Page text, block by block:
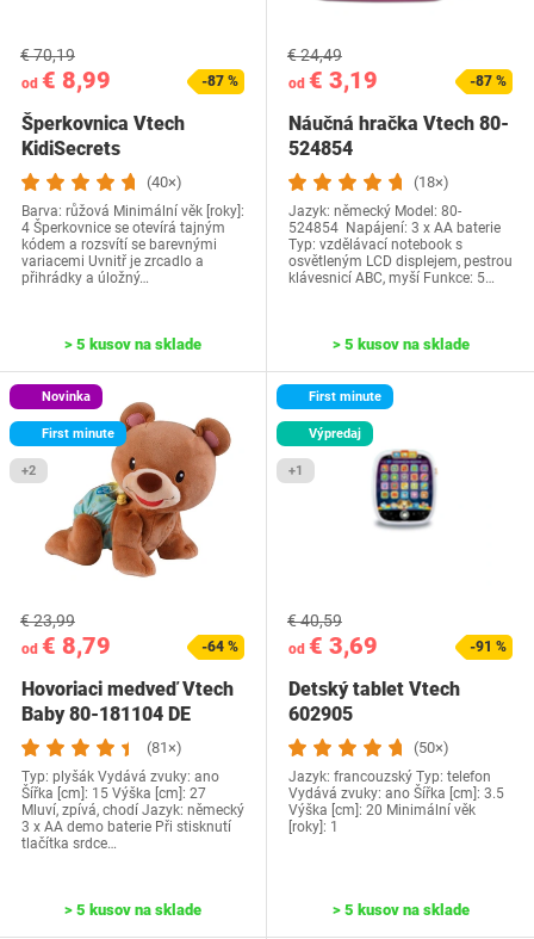
od € 8,99
€ 70,19
-87 %
Šperkovnica Vtech
KidiSecrets
(40×)
Barva: růžová Minimální věk [roky]:
4 Šperkovnice se otevírá tajným
kódem a rozsvítí se barevnými
variacemi Uvnitř je zrcadlo a
přihrádky a úložný…
> 5 kusov na sklade
od € 3,19
€ 24,49
-87 %
Náučná hračka Vtech 80-
524854
(18×)
Jazyk: německý Model: 80-
524854 Napájení: 3 x AA baterie
Typ: vzdělávací notebook s
osvětleným LCD displejem, pestrou
klávesnicí ABC, myší Funkce: 5…
> 5 kusov na sklade
Novinka
First minute
+2
od € 8,79
€ 23,99
-64 %
Hovoriaci medveď Vtech
Baby 80-181104 DE
(81×)
Typ: plyšák Vydává zvuky: ano
Šířka [cm]: 15 Výška [cm]: 27
Mluví, zpívá, chodí Jazyk: německý
3 x AA demo baterie Při stisknutí
tlačítka srdce…
> 5 kusov na sklade
First minute
Výpredaj
+1
od € 3,69
€ 40,59
-91 %
Detský tablet Vtech
602905
(50×)
Jazyk: francouzský Typ: telefon
Vydává zvuky: ano Šířka [cm]: 3.5
Výška [cm]: 20 Minimální věk
[roky]: 1
> 5 kusov na sklade